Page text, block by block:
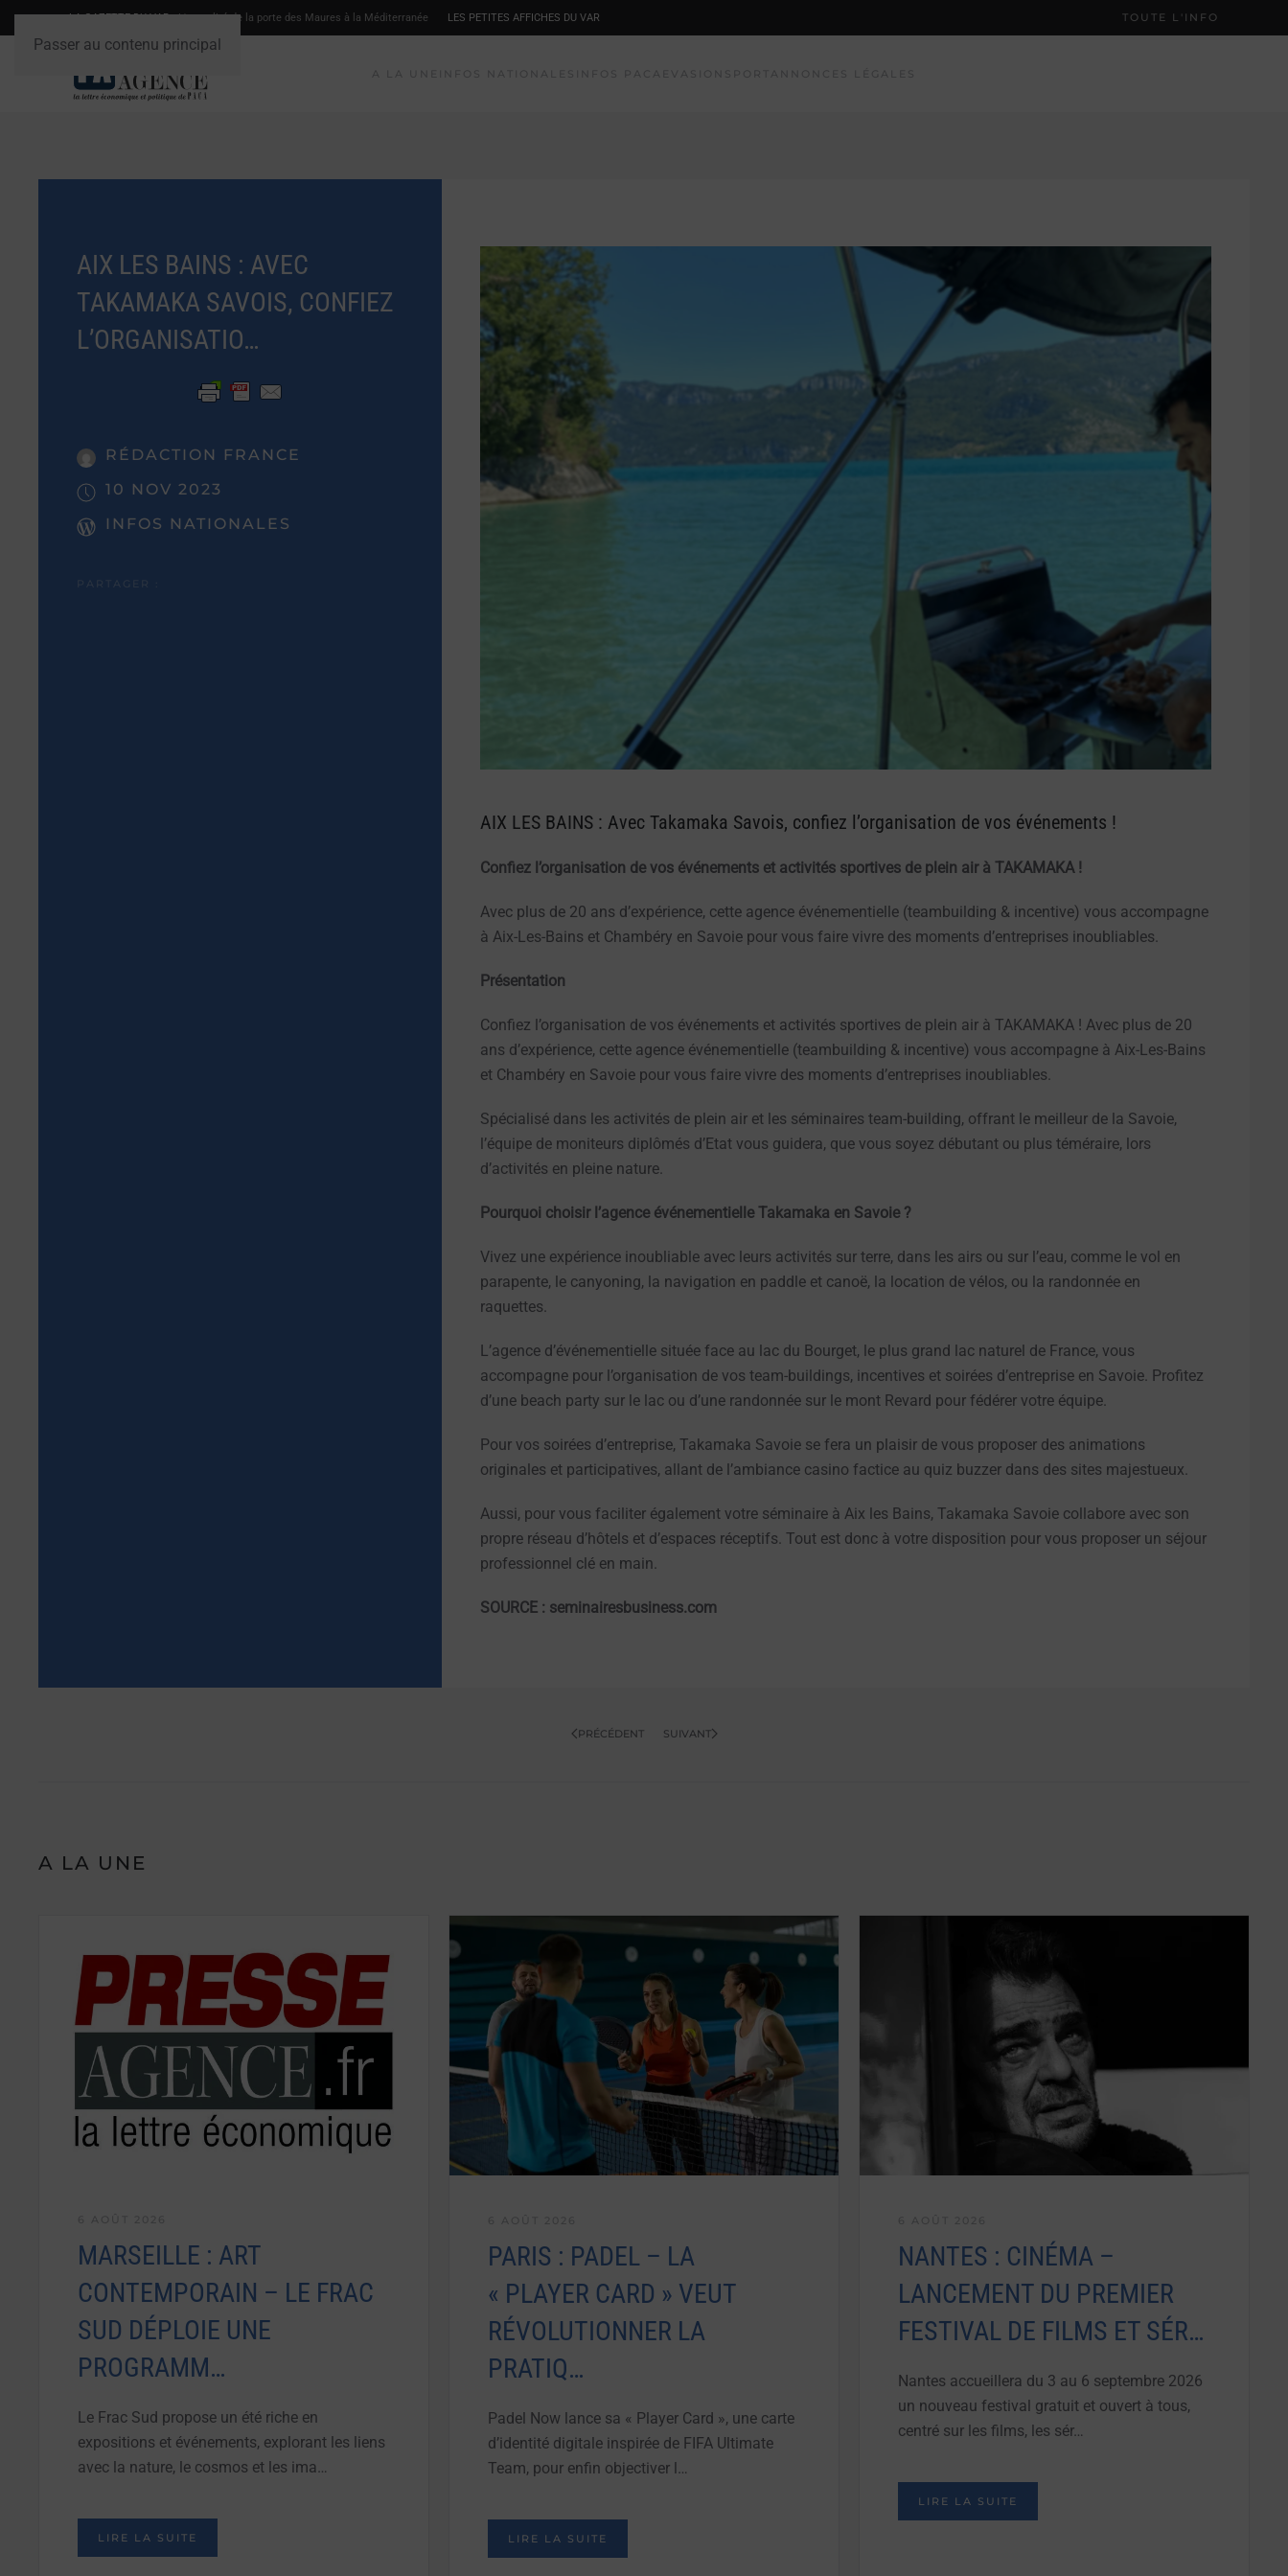
Passer au contenu principal
LA GAZETTE DU VAR- L'actualité de la porte des Maures à la Méditerranée LES PETITES AFFICHES DU VAR TOUTE L'INFO
AIX LES BAINS : AVEC
TAKAMAKA SAVOIS, CONFIEZ
L’ORGANISATIO…
RÉDACTION FRANCE
10 NOV 2023
INFOS NATIONALES
AIX LES BAINS : Avec Takamaka Savois, confiez l’organisation de vos événements !
Confiez l’organisation de vos événements et activités sportives de plein air à TAKAMAKA !
Avec plus de 20 ans d’expérience, cette agence événementielle (teambuilding & incentive) vous accompagne
à Aix-Les-Bains et Chambéry en Savoie pour vous faire vivre des moments d’entreprises inoubliables.
Présentation
Confiez l’organisation de vos événements et activités sportives de plein air à TAKAMAKA ! Avec plus de 20
ans d’expérience, cette agence événementielle (teambuilding & incentive) vous accompagne à Aix-Les-Bains
et Chambéry en Savoie pour vous faire vivre des moments d’entreprises inoubliables.
Spécialisé dans les activités de plein air et les séminaires team-building, offrant le meilleur de la Savoie,
l’équipe de moniteurs diplômés d’Etat vous guidera, que vous soyez débutant ou plus téméraire, lors
d’activités en pleine nature.
Pourquoi choisir l’agence événementielle Takamaka en Savoie ?
Vivez une expérience inoubliable avec leurs activités sur terre, dans les airs ou sur l’eau, comme le vol en
parapente, le canyoning, la navigation en paddle et canoë, la location de vélos, ou la randonnée en
raquettes.
L’agence d’événementielle située face au lac du Bourget, le plus grand lac naturel de France, vous
accompagne pour l’organisation de vos team-buildings, incentives et soirées d’entreprise en Savoie. Profitez
d’une beach party sur le lac ou d’une randonnée sur le mont Revard pour fédérer votre équipe.
Pour vos soirées d’entreprise, Takamaka Savoie se fera un plaisir de vous proposer des animations
originales et participatives, allant de l’ambiance casino factice au quiz buzzer dans des sites majestueux.
Aussi, pour vous faciliter également votre séminaire à Aix les Bains, Takamaka Savoie collabore avec son
propre réseau d’hôtels et d’espaces réceptifs. Tout est donc à votre disposition pour vous proposer un séjour
professionnel clé en main.
SOURCE : seminairesbusiness.com
PRÉCÉDENT SUIVANT
A LA UNE
MARSEILLE : ART
CONTEMPORAIN – LE FRAC
SUD DÉPLOIE UNE
PROGRAMM…
Le Frac Sud propose un été riche en
expositions et événements, explorant les liens
avec la nature, le cosmos et les ima…
LIRE LA SUITE
PARIS : PADEL – LA
« PLAYER CARD » VEUT
RÉVOLUTIONNER LA
PRATIQ…
Padel Now lance sa « Player Card », une carte
d’identité digitale inspirée de FIFA Ultimate
Team, pour enfin objectiver l…
LIRE LA SUITE
NANTES : CINÉMA –
LANCEMENT DU PREMIER
FESTIVAL DE FILMS ET SÉR…
Nantes accueillera du 3 au 6 septembre 2026
un nouveau festival gratuit et ouvert à tous,
centré sur les films, les sér…
LIRE LA SUITE